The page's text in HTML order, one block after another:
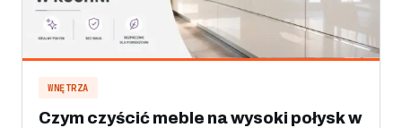
WNĘTRZA
Czym czyścić meble na wysoki połysk w